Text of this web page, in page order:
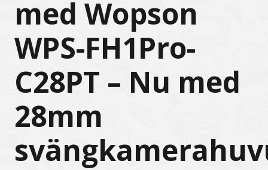
med Wopson
WPS-FH1Pro-
C28PT – Nu med
28mm